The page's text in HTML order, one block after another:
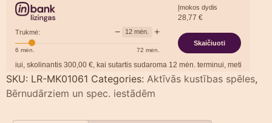
Trukmė: − 12 mėn. +
6 mėn. 72 mėn.
Įmokos dydis
28,77 €
Skaičiuoti
skolinantis300,00€, kai sutartis sudaroma12mėn. terminui, metinė palūkanų
SKU: LR-MK01061 Categories: Aktīvās kustības spēles,
Bērnudārziem un spec. iestādēm